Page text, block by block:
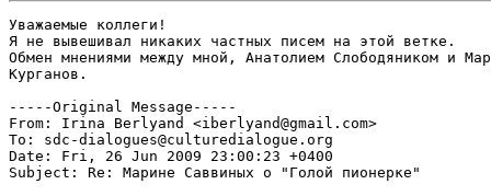
Уважаемые коллеги!
Я не вывешивал никаких частных писем на этой ветке.
Обмен мнениями между мной, Анатолием Слободяником и
Курганов.
-----Original Message-----
From: Irina Berlyand <iberlyand@gmail.com>
To: sdc-dialogues@culturedialogue.org
Date: Fri, 26 Jun 2009 23:00:23 +0400
Subject: Re: Марине Саввиных о "Голой пионерке"